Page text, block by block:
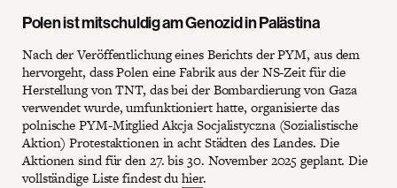
Polen ist mitschuldig am Genozid in Palästina
Nach der Veröffentlichung eines Berichts der PYM, aus dem
hervorgeht, dass Polen eine Fabrik aus der NS-Zeit für die
Herstellung von TNT, das bei der Bombardierung von Gaza
verwendet wurde, umfunktioniert hatte, organisierte das
polnische PYM-Mitglied Akcja Socjalistyczna (Sozialistische
Aktion) Protestaktionen in acht Städten des Landes. Die
Aktionen sind für den 27. bis 30. November 2025 geplant. Die
vollständige Liste findest duhier.